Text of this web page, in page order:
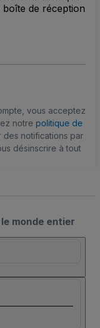
de réception
vous acceptez
notre politique de
des notifications par
désinscrire à tout
monde entier